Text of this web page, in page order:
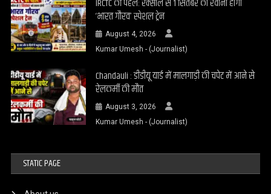
IRCTC की पहल: रक्सौल से 1 सितंबर को रवाना होगी
‘भारत गौरव’ स्पेशल ट्रेन
August 4, 2026
Kumar Umesh - (Journalist)
Chandauli : डीडीयू यार्ड में मालगाड़ी की चपेट में आने से
रेलकर्मी की मौत
August 3, 2026
Kumar Umesh - (Journalist)
STATIC PAGE